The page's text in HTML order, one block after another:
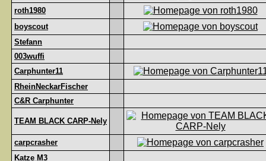
roth1980
boyscout
Stefann
003wuffi
Carphunter11
RheinNeckarFischer
C&R Carphunter
TEAM BLACK CARP-Nely
carpcrasher
Katze M3